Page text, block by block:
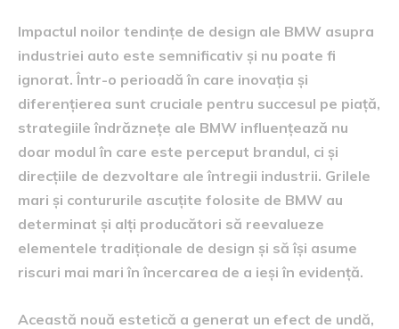
Impactul noilor tendințe de design ale BMW asupra
industriei auto este semnificativ și nu poate fi
ignorat. Într-o perioadă în care inovația și
diferențierea sunt cruciale pentru succesul pe piață,
strategiile îndrăznețe ale BMW influențează nu
doar modul în care este perceput brandul, ci și
direcțiile de dezvoltare ale întregii industrii. Grilele
mari și contururile ascuțite folosite de BMW au
determinat și alți producători să reevalueze
elementele tradiționale de design și să își asume
riscuri mai mari în încercarea de a ieși în evidență.
Această nouă estetică a generat un efect de undă,